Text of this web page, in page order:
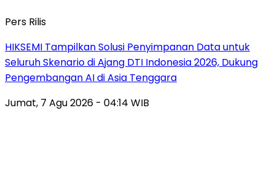
Pers Rilis
HIKSEMI Tampilkan Solusi Penyimpanan Data untuk
Seluruh Skenario di Ajang DTI Indonesia 2026, Dukung
Pengembangan AI di Asia Tenggara
Jumat, 7 Agu 2026 - 04:14 WIB